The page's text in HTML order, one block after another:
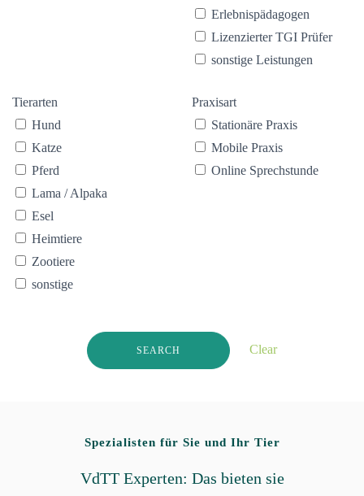
Erlebnispädagogen
Lizenzierter TGI Prüfer
sonstige Leistungen
Tierarten
Hund
Katze
Pferd
Lama / Alpaka
Esel
Heimtiere
Zootiere
sonstige
Praxisart
Stationäre Praxis
Mobile Praxis
Online Sprechstunde
Clear
Spezialisten für Sie und Ihr Tier
VdTT Experten: Das bieten sie